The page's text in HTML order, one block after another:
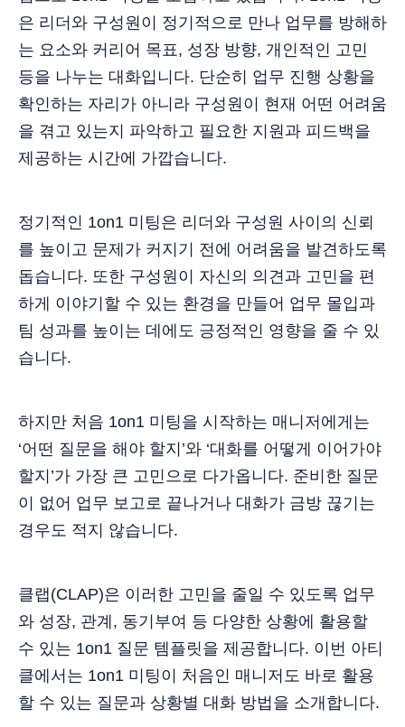
은 리더와 구성원이 정기적으로 만나 업무를 방해하
는 요소와 커리어 목표, 성장 방향, 개인적인 고민
등을 나누는 대화입니다. 단순히 업무 진행 상황을
확인하는 자리가 아니라 구성원이 현재 어떤 어려움
을 겪고 있는지 파악하고 필요한 지원과 피드백을
제공하는 시간에 가깝습니다.
정기적인 1on1 미팅은 리더와 구성원 사이의 신뢰
를 높이고 문제가 커지기 전에 어려움을 발견하도록
돕습니다. 또한 구성원이 자신의 의견과 고민을 편
하게 이야기할 수 있는 환경을 만들어 업무 몰입과
팀 성과를 높이는 데에도 긍정적인 영향을 줄 수 있
습니다.
하지만 처음 1on1 미팅을 시작하는 매니저에게는
‘어떤 질문을 해야 할지’와 ‘대화를 어떻게 이어가야
할지’가 가장 큰 고민으로 다가옵니다. 준비한 질문
이 없어 업무 보고로 끝나거나 대화가 금방 끊기는
경우도 적지 않습니다.
클랩(CLAP)은 이러한 고민을 줄일 수 있도록 업무
와 성장, 관계, 동기부여 등 다양한 상황에 활용할
수 있는 1on1 질문 템플릿을 제공합니다. 이번 아티
클에서는 1on1 미팅이 처음인 매니저도 바로 활용
할 수 있는 질문과 상황별 대화 방법을 소개합니다.